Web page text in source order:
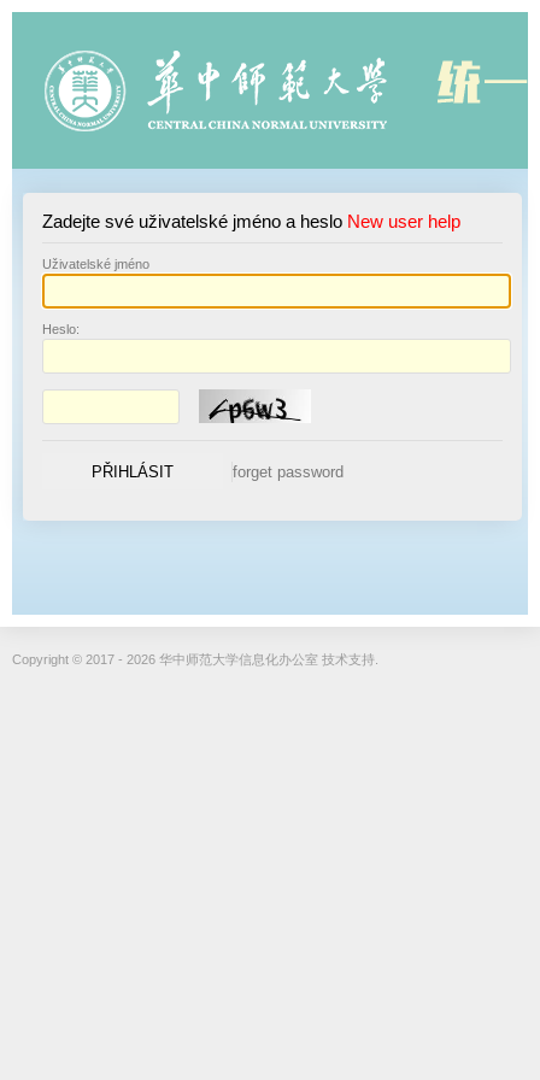
Zadejte své uživatelské jméno a heslo New user help
Uživatelské jméno
Heslo:
Copyright © 2017 - 2026 华中师范大学信息化办公室 技术支持.